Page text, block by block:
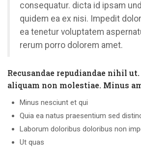
consequatur. dicta id ipsam
quidem ea ex nisi. Impedit
ea tenetur voluptatem
rerum porro dolorem amet.
Recusandae repudiandae nihil
aliquam non molestiae. Minus
Minus nesciunt et qui
Quia ea natus praesentium sed
Laborum doloribus doloribus non
Ut quas